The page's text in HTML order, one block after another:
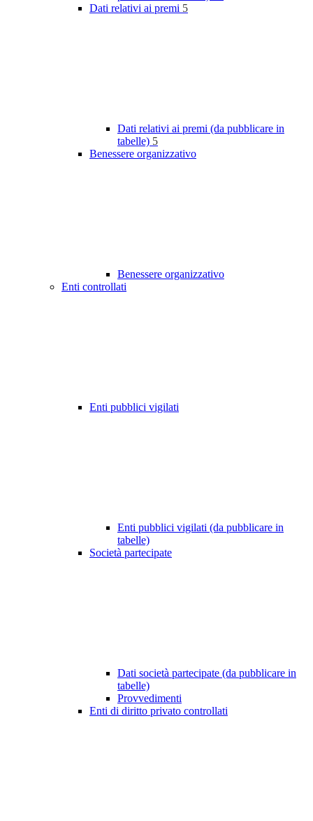
Dati relativi ai premi 5
Dati relativi ai premi (da pubblicare in
tabelle) 5
Benessere organizzativo
Benessere organizzativo
Enti controllati
Enti pubblici vigilati
Enti pubblici vigilati (da pubblicare in
tabelle)
Società partecipate
Dati società partecipate (da pubblicare in
tabelle)
Provvedimenti
Enti di diritto privato controllati